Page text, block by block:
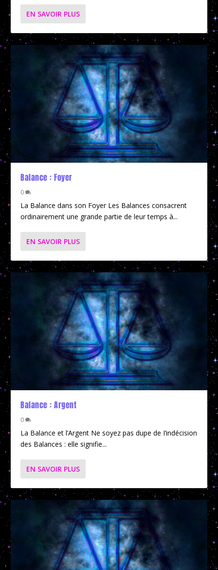
EN SAVOIR PLUS
Balance : Foyer
0
La Balance dans son Foyer Les Balances consacrent
ordinairement une grande partie de leur temps à...
EN SAVOIR PLUS
Balance : Argent
0
La Balance et l’Argent Ne soyez pas dupe de I’indécision
des Balances : elle signifie...
EN SAVOIR PLUS